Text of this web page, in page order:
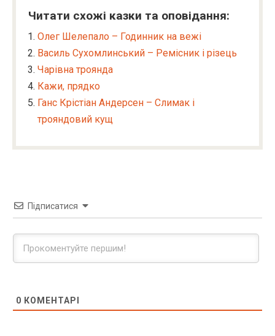
Читати схожі казки та оповідання:
Олег Шелепало – Годинник на вежі
Василь Сухомлинський – Ремісник і різець
Чарівна троянда
Кажи, прядко
Ганс Крістіан Андерсен – Слимак і
трояндовий кущ
Підписатися
0 КОМЕНТАРІ